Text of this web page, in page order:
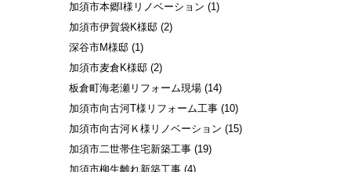
加須市本郷I様リノベーション (1)
加須市伊賀袋K様邸 (2)
深谷市M様邸 (1)
加須市麦倉K様邸 (2)
板倉町海老瀬リフォーム現場 (14)
加須市向古河T様リフォーム工事 (10)
加須市向古河Ｋ様リノベーション (15)
加須市二世帯住宅新築工事 (19)
加須市柳生離れ新築工事 (4)